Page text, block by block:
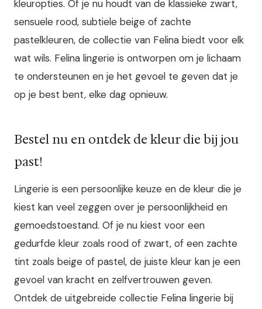
kleuropties. Of je nu houdt van de klassieke zwart,
sensuele rood, subtiele beige of zachte
pastelkleuren, de collectie van Felina biedt voor elk
wat wils. Felina lingerie is ontworpen om je lichaam
te ondersteunen en je het gevoel te geven dat je
op je best bent, elke dag opnieuw.
Bestel nu en ontdek de kleur die bij jou
past!
Lingerie is een persoonlijke keuze en de kleur die je
kiest kan veel zeggen over je persoonlijkheid en
gemoedstoestand. Of je nu kiest voor een
gedurfde kleur zoals rood of zwart, of een zachte
tint zoals beige of pastel, de juiste kleur kan je een
gevoel van kracht en zelfvertrouwen geven.
Ontdek de uitgebreide collectie Felina lingerie bij